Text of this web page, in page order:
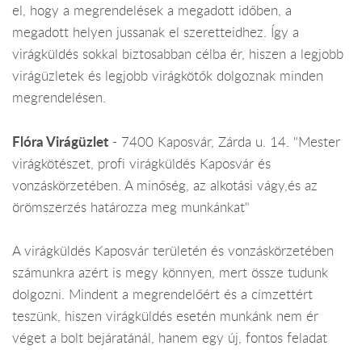
el, hogy a megrendelések a megadott időben, a
megadott helyen jussanak el szeretteidhez. Így a
virágküldés sokkal biztosabban célba ér, hiszen a legjobb
virágüzletek és legjobb virágkötők dolgoznak minden
megrendelésen.
Flóra Virágüzlet - 7400 Kaposvár, Zárda u. 14. "Mester
virágkötészet, profi virágküldés Kaposvár és
vonzáskörzetében. A minőség, az alkotási vágy,és az
örömszerzés határozza meg munkánkat"
A virágküldés Kaposvár területén és vonzáskörzetében
számunkra azért is megy könnyen, mert össze tudunk
dolgozni. Mindent a megrendelőért és a címzettért
teszünk, hiszen virágküldés esetén munkánk nem ér
véget a bolt bejáratánál, hanem egy új, fontos feladat